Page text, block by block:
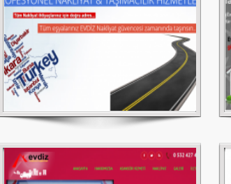
Evdiz Evden Eve Taşımacılık